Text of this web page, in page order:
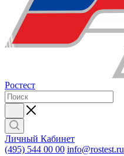
Ростест
Личный Кабинет
(495) 544 00 00 info@rostest.ru